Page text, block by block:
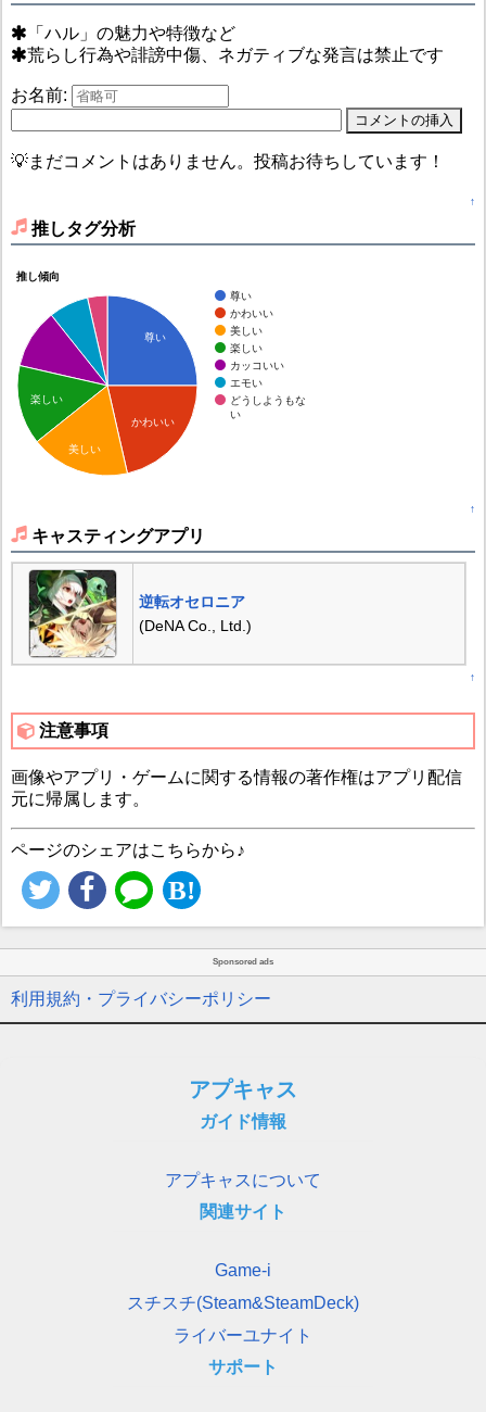
「ハル」の魅力や特徴など
荒らし行為や誹謗中傷、ネガティブな発言は禁止です
お名前:
💡まだコメントはありません。投稿お待ちしています！
↑
推しタグ分析
推し傾向
尊い
かわいい
美しい
楽しい
カッコいい
エモい
どうしようもな
い
尊い
かわいい
楽しい
美しい
↑
キャスティングアプリ
逆転オセロニア
(DeNA Co., Ltd.)
↑
注意事項
画像やアプリ・ゲームに関する情報の著作権はアプリ配信
元に帰属します。
ページのシェアはこちらから♪
Sponsored ads
利用規約・プライバシーポリシー
アプキャス
ガイド情報
アプキャスについて
関連サイト
Game-i
スチスチ(Steam&SteamDeck)
ライバーユナイト
サポート